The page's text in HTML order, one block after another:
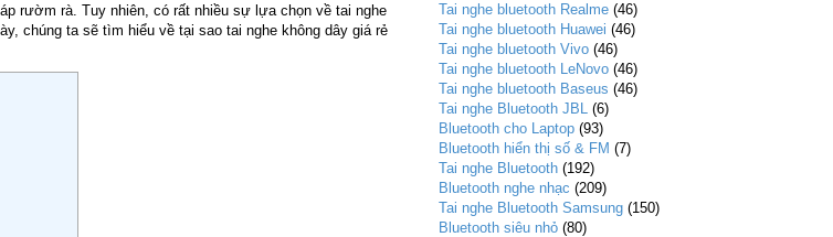
rườm rà. Tuy nhiên, có rất nhiều sự lựa chọn về tai nghe
chúng ta sẽ tìm hiểu về tại sao tai nghe không dây giá rẻ
Tai nghe bluetooth Realme (46)
Tai nghe bluetooth Huawei (46)
Tai nghe bluetooth Vivo (46)
Tai nghe bluetooth LeNovo (46)
Tai nghe bluetooth Baseus (46)
Tai nghe Bluetooth JBL (6)
Bluetooth cho Laptop (93)
Bluetooth hiển thị số & FM (7)
Tai nghe Bluetooth (192)
Bluetooth nghe nhạc (209)
Tai nghe Bluetooth Samsung (150)
Bluetooth siêu nhỏ (80)